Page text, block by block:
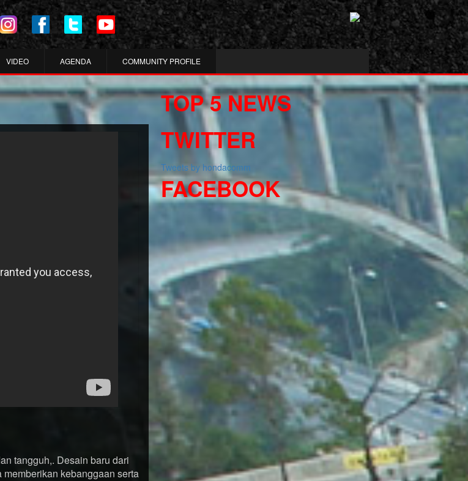
VIDEO AGENDA COMMUNITY PROFILE
tangguh,. Desain baru dari
kebanggaan serta
TOP 5 NEWS
TWITTER
Tweets by hondacomm
FACEBOOK